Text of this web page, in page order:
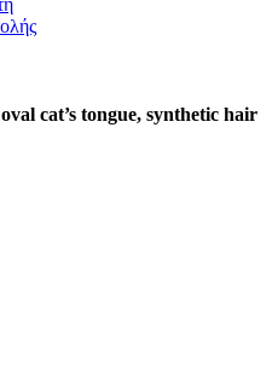
cat’s tongue, synthetic hair